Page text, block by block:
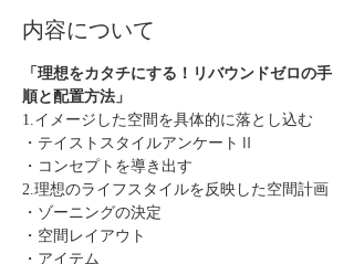
内容について
「理想をカタチにする！リバウンドゼロの手
順と配置方法」
1.イメージした空間を具体的に落とし込む
・テイストスタイルアンケートⅡ
・コンセプトを導き出す
2.理想のライフスタイルを反映した空間計画
・ゾーニングの決定
・空間レイアウト
・アイテム